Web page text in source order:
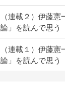
（連載２）伊藤
論」を読んで思う
（連載１）伊藤
論」を読んで思う